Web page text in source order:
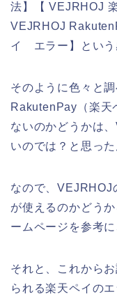
法】【 VEJRHOJ
VEJRHOJ
イ エラー】という
そのように色々と
RakutenPay（楽天
ないのかどうかは
いのでは？と思った
なので、VEJRHOJ
が使えるのかどう
ームページを参考
それと、これから
られる楽天ペイの